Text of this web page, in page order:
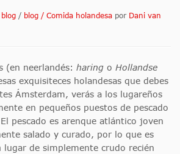
blog / blog / Comida holandesa por Dani van
(en neerlandés: haring o Hollandse
exquisiteces holandesas que debes
Ámsterdam, verás a los lugareños
en pequeños puestos de pescado
pescado es arenque atlántico joven
salado y curado, por lo que es
lugar de simplemente crudo recién